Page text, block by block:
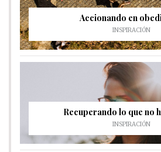
Accionando en
INSPIRACIÓN
Recuperando lo que no
INSPIRACIÓN